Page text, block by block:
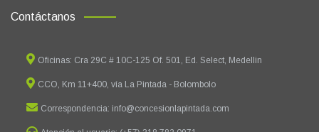
Contáctanos
Oficinas: Cra 29C # 10C-125 Of. 501, Ed. Select, Medellin
CCO, Km 11+400, vía La Pintada - Bolombolo
Correspondencia: info@concesionlapintada.com